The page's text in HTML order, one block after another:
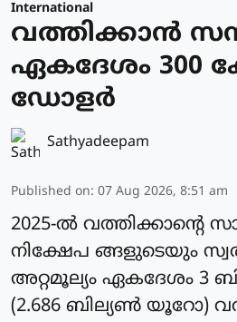
International
വത്തിക്കാന്‍
ഏകദേശം 300
ഡോളര്‍
Sathyadeepam
Published on: 07 Aug 2026, 8:51 am
2025-ല്‍ വത്തിക്കാന്റെ
നിക്ഷേപ ങ്ങളുടെയും
അറ്റമൂല്യം ഏകദേശം 3
(2.686 ബില്യണ്‍ യൂറോ)